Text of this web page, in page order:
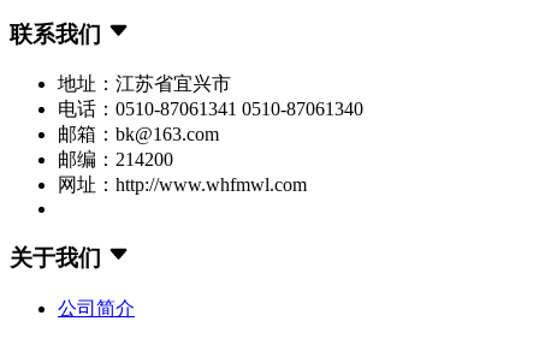
联系我们
地址：江苏省宜兴市
电话：0510-87061341 0510-87061340
邮箱：bk@163.com
邮编：214200
网址：http://www.whfmwl.com
关于我们
公司简介